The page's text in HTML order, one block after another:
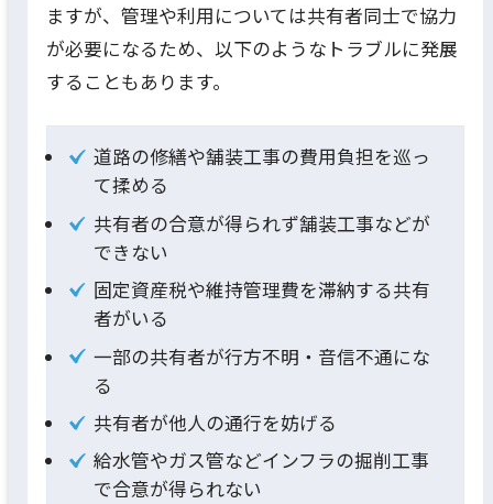
ますが、管理や利用については共有者同士で協力
が必要になるため、以下のようなトラブルに発展
することもあります。
道路の修繕や舗装工事の費用負担を巡っ
て揉める
共有者の合意が得られず舗装工事などが
できない
固定資産税や維持管理費を滞納する共有
者がいる
一部の共有者が行方不明・音信不通にな
る
共有者が他人の通行を妨げる
給水管やガス管などインフラの掘削工事
で合意が得られない